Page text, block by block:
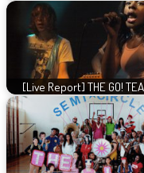
[Live Report] THE GO!